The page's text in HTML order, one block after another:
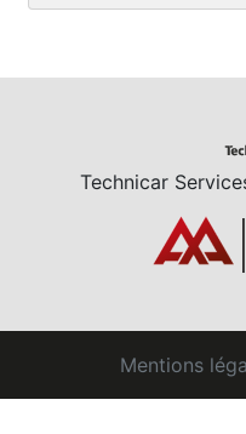
Technicar
Mentions